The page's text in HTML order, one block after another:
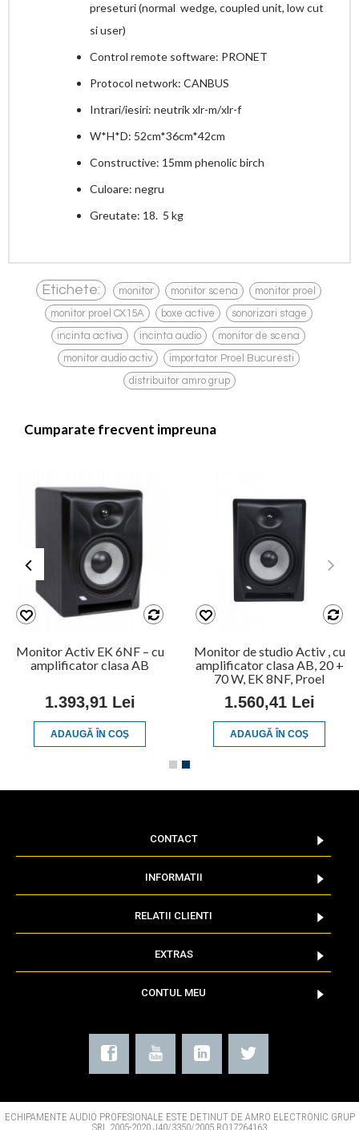
preseturi (normal wedge, coupled unit, low cut
si user)
Control remote software: PRONET
Protocol network: CANBUS
Intrari/iesiri: neutrik xlr-m/xlr-f
W*H*D: 52cm*36cm*42cm
Constructive: 15mm phenolic birch
Culoare: negru
Greutate: 18. 5 kg
Etichete: monitor , monitor scena , monitor proel ,
monitor proel CX15A , boxe active , sonorizari stage ,
incinta activa incinta audio monitor de scena
monitor audio activ , importator Proel Bucuresti ,
distribuitor amro grup
Cumparate frecvent impreuna
Monitor Activ EK 6NF – cu
amplificator clasa AB
1.393,91 Lei
ADAUGĂ ÎN COŞ
Monitor de studio Activ , cu
amplificator clasa AB, 20 +
70 W, EK 8NF, Proel
1.560,41 Lei
ADAUGĂ ÎN COŞ
CONTACT
INFORMATII
RELATII CLIENTI
EXTRAS
CONTUL MEU
ECHIPAMENTE AUDIO PROFESIONALE ESTE DETINUT DE AMRO ELECTRONIC GRUP
SRL 2005-2020 J40/3350/2005 RO17264163